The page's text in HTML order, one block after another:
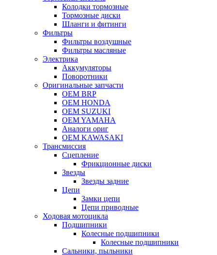
Колодки тормозные
Тормозные диски
Шланги и фитинги
Фильтры
Фильтры воздушные
Фильтры масляные
Электрика
Аккумуляторы
Поворотники
Оригинальные запчасти
OEM BRP
OEM HONDA
OEM SUZUKI
OEM YAMAHA
Аналоги ориг
OEM KAWASAKI
Трансмиссия
Cцепление
Фрикционные диски
Звезды
Звезды задние
Цепи
Замки цепи
Цепи приводные
Ходовая мотоцикла
Подшипники
Колесные подшипники
Колесные подшипники
Сальники, пыльники